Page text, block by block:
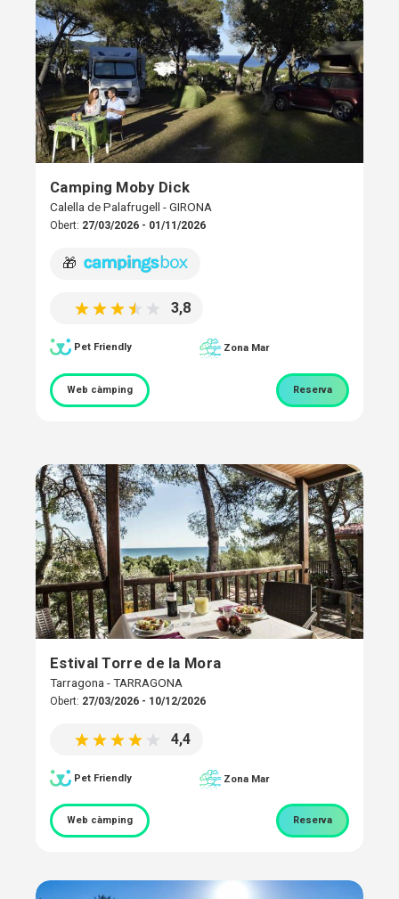
Camping Moby Dick
Calella de Palafrugell - GIRONA
Obert: 27/03/2026 - 01/11/2026
🎁
3,8
Pet Friendly Zona Mar
Web càmping Reserva
Estival Torre de la Mora
Tarragona - TARRAGONA
Obert: 27/03/2026 - 10/12/2026
4,4
Pet Friendly Zona Mar
Web càmping Reserva